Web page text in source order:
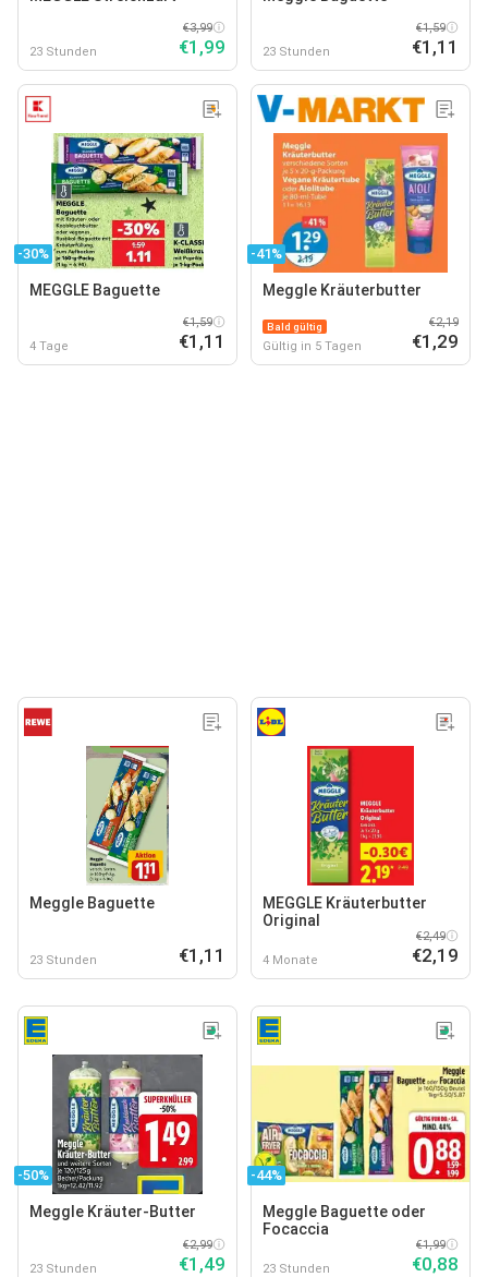
23 Stunden
€3,99
€1,99 23 Stunden
€1,59
€1,11
-30%
MEGGLE Baguette
4 Tage
€1,59
€1,11
-41%
Meggle Kräuterbutter
Bald gültig
Gültig in 5 Tagen
€2,19
€1,29
Meggle Baguette
23 Stunden €1,11
MEGGLE Kräuterbutter
Original
4 Monate
€2,49
€2,19
-50%
Meggle Kräuter-Butter
23 Stunden
€2,99
€1,49
-44%
Meggle Baguette oder
Focaccia
23 Stunden
€1,99
€0,88